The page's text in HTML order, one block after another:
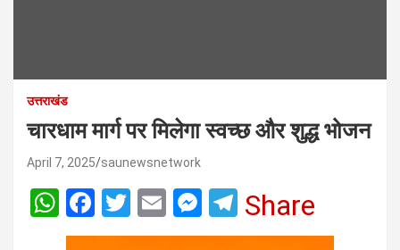
उत्तराखंड
चारधाम मार्ग पर मिलेगा स्वच्छ और शुद्ध भोजन
April 7, 2025 saunewsnetwork
W
h
F
a
T
wi
E
m
M
es
T
el
Share